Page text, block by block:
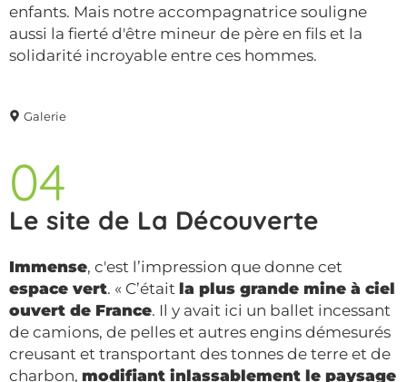
Galerie
enfants. Mais notre accompagnatrice souligne
aussi la fierté d'être mineur de père en fils et la
solidarité incroyable entre ces hommes.
04
Le site de La Découverte
Immense, c'est l’impression que donne cet
espace vert. « C’était la plus grande mine à ciel
ouvert de France. Il y avait ici un ballet incessant
de camions, de pelles et autres engins démesurés
creusant et transportant des tonnes de terre et de
charbon, modifiant inlassablement le paysage